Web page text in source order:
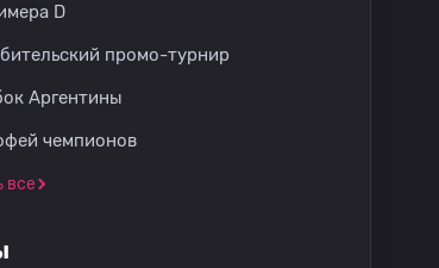
D
промо-турнир
Аргентины
чемпионов
все